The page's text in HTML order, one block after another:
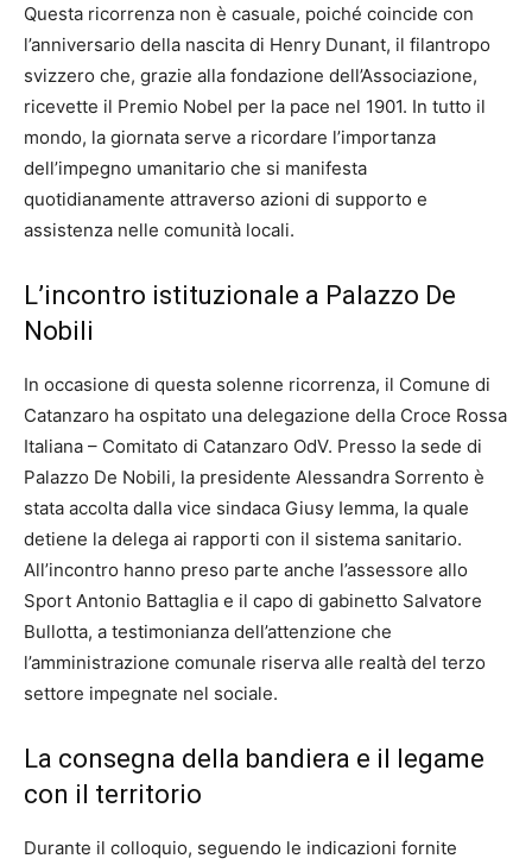
Questa ricorrenza non è casuale, poiché coincide con
l’anniversario della nascita di Henry Dunant, il filantropo
svizzero che, grazie alla fondazione dell’Associazione,
ricevette il Premio Nobel per la pace nel 1901. In tutto il
mondo, la giornata serve a ricordare l’importanza
dell’impegno umanitario che si manifesta
quotidianamente attraverso azioni di supporto e
assistenza nelle comunità locali.
L’incontro istituzionale a Palazzo De
Nobili
In occasione di questa solenne ricorrenza, il Comune di
Catanzaro ha ospitato una delegazione della Croce Rossa
Italiana – Comitato di Catanzaro OdV. Presso la sede di
Palazzo De Nobili, la presidente Alessandra Sorrento è
stata accolta dalla vice sindaca Giusy Iemma, la quale
detiene la delega ai rapporti con il sistema sanitario.
All’incontro hanno preso parte anche l’assessore allo
Sport Antonio Battaglia e il capo di gabinetto Salvatore
Bullotta, a testimonianza dell’attenzione che
l’amministrazione comunale riserva alle realtà del terzo
settore impegnate nel sociale.
La consegna della bandiera e il legame
con il territorio
Durante il colloquio, seguendo le indicazioni fornite